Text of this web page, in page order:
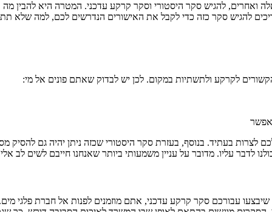
ואחרים, להגיש סקר היסטורי וסקר קרקע עדכני. המטרה היא
להגיש סקר כזה כדי לקבל את האישורים הנדרשים לכם, למה שלא
לקרקע ולתשתיות במקום. לכן יש לבדוק שאתם פונים אל מי:
בעתיד. בנוסף, בעזרת סקר היסטורי שכזה ניתן יהיה גם להסיק
לדבר עליו. מדובר על עניין משמעותי ביותר שאנחנו חייבם לשים לב
עבורכם סקר קרקע עדכני, אתם מוזמנים לפנות אל חברת פלגי